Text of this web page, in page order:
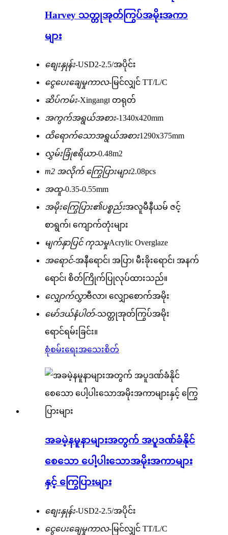
Harvey သတ္တုအုတ်ကြွပ်အမိုးအကာ
များ
စျေးနှုန်း-USD2-2.5/အပိုင်း
ငွေပေးချေမှုကာလ- မြင်လျှင် TT/L/C
ဆိပ်ကမ်း-Xingang၊ တရုတ်
အကွက်အရွယ်အစား-1340x420mm
ထိရောက်သောအရွယ်အစား1290x375mm
လွှမ်းခြုံဧရိယာ-0.48m2
m2 အလိုက် ကြွေပြားများ2.08pcs
အထူ-0.35-0.55mm
အမိုးကြွေပြား၏ပစ္စည်းအလူမီနီယမ် ဇင့်
စာရွက်၊ ကျောက်တုံးများ
မျက်နှာပြင် ကုသမှုAcrylic Overglaze
အရောင်-အနီရောင်၊ အပြာ၊ မီးခိုးရောင်၊ အနက်
ရောင်၊ စိတ်ကြိုက်ပြုလုပ်ထားသည်။
လျှောက်လွှာဗီလာ၊ လျှောစောက်အမိုး
မော်ဒယ်နံပါတ်-သတ္တုအုတ်ကြွပ်အမိုး
ရောင်ရမ်းခြင်း။
စုံစမ်းရေးအသေးစိတ်
အခမဲ့နမူနာများအတွက် အပူဒဏ်ခံနိုင်
စေသော ပေါ့ပါးသောအမိုးအကာများ
နှင့် ကြွေပြားများ
စျေးနှုန်း-USD2-2.5/အပိုင်း
ငွေပေးချေမှုကာလ- မြင်လျှင် TT/L/C